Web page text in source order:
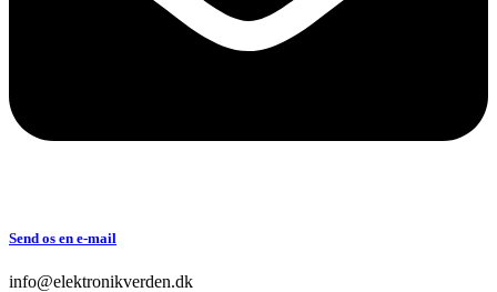
Send os en e-mail
info@elektronikverden.dk